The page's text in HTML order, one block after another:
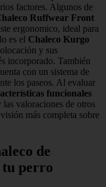
factores. Algunos de
Ruffwear Front
ergonomico, ideal para
es el Chaleco Kurgo
y sus
incorporado. También
con un sistema de
los paseos. Al evaluar
funcionales
las valoraciones de otros
más completa sobre
de
tu perro